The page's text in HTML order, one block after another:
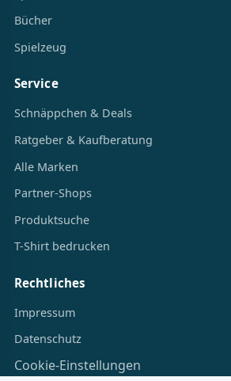
Spiele
Bücher
Service
Schnäppchen & Deals
Ratgeber & Kaufberatung
Alle Marken
Partner-Shops
Produktsuche
Rechtliches
Impressum
Datenschutz